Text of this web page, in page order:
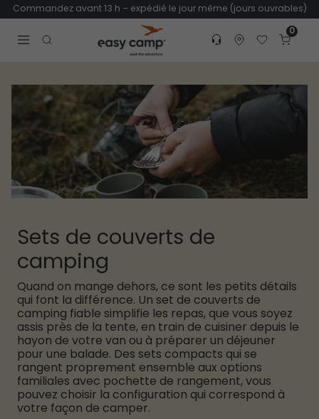
Commandez avant 13 h – expédié le jour même (jours ouvrables)
Open search modal
Customer service
Find dealer
Favorites
Cart
0
Sets de couverts de
camping
Quand on mange dehors, ce sont les petits détails
qui font la différence. Un set de couverts de
camping fiable simplifie les repas, que vous soyez
assis près de la tente, en train de cuisiner depuis le
hayon de votre van ou à préparer un déjeuner
pour une balade. Des sets compacts qui se
rangent proprement ensemble aux options
familiales avec pochette de rangement, vous
pouvez choisir la configuration qui correspond à
votre façon de camper.